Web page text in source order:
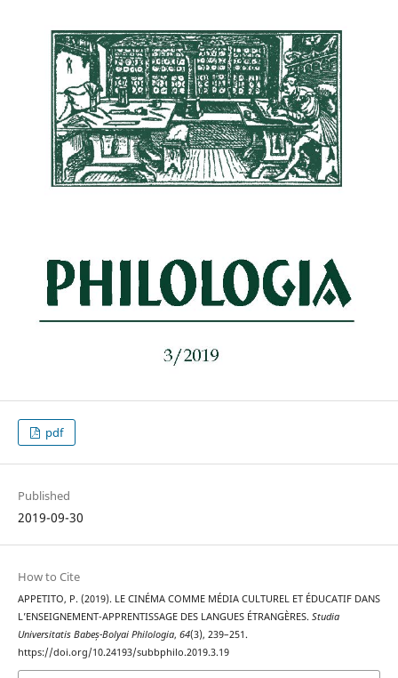
pdf
Published
2019-09-30
How to Cite
APPETITO, P. (2019). LE CINÉMA COMME MÉDIA CULTUREL ET ÉDUCATIF DANS
L’ENSEIGNEMENT-APPRENTISSAGE DES LANGUES ÉTRANGÈRES. Studia
Universitatis Babeș-Bolyai Philologia, 64(3), 239–251.
https://doi.org/10.24193/subbphilo.2019.3.19